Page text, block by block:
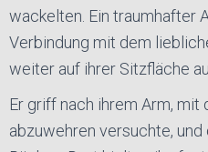
wackelten. Ein traumhafter
Verbindung mit dem
weiter auf ihrer Sitzfläche
Er griff nach ihrem Arm, mit
abzuwehren versuchte, und